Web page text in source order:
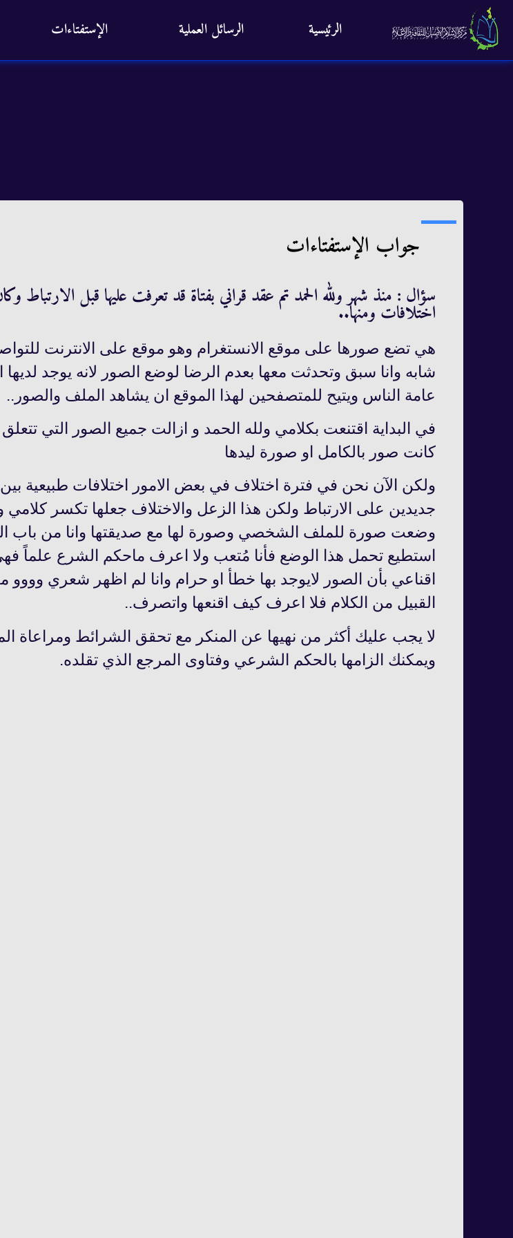
الرئيسية الرسائل العملية الإستفتاءات
جواب الإستفتاءات
سؤال : منذ شهر ولله الحمد تم عقد قراني بفتاة قد تعرفت عليها قبل الارتباط
اختلافات ومنها..
هي تضع صورها على موقع الانستغرام وهو موقع على الانترنت
شابه وانا سبق وتحدثت معها بعدم الرضا لوضع الصور لانه يوجد
عامة الناس ويتيح للمتصفحين لهذا الموقع ان يشاهد الملف والصور..
في البداية اقتنعت بكلامي ولله الحمد و ازالت جميع الصور التي
كانت صور بالكامل او صورة ليدها
ولكن الآن نحن في فترة اختلاف في بعض الامور اختلافات طبيعية بين
جديدين على الارتباط ولكن هذا الزعل والاختلاف جعلها تكسر
وضعت صورة للملف الشخصي وصورة لها مع صديقتها وانا من باب
استطيع تحمل هذا الوضع فأنا مُتعب ولا اعرف ماحكم الشرع علماً
اقناعي بأن الصور لايوجد بها خطأ او حرام وانا لم اظهر شعري وووو
القبيل من الكلام فلا اعرف كيف اقنعها واتصرف..
لا يجب عليك أكثر من نهيها عن المنكر مع تحقق الشرائط ومراعاة
ويمكنك الزامها بالحكم الشرعي وفتاوى المرجع الذي تقلده.